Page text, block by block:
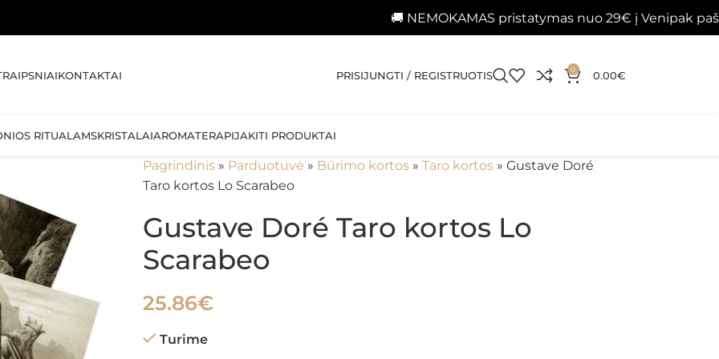
🚚 NEMOKAMAS pristatymas nuo 29€ į Venipak
KONTAKTAI PRISIJUNGTI / REGISTRUOTIS 0 0.00€
RITUALAMSKRISTALAIAROMATERAPIJAKITI PRODUKTAI
Pagrindinis» Parduotuvė » Būrimo kortos» Taro kortos» Gustave Doré
Taro kortos Lo Scarabeo
Gustave Doré Taro kortos Lo
Scarabeo
25.86€
Turime